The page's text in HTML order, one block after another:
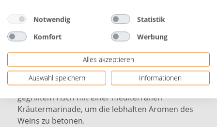
Charakteristik: fruchtig
Inhalt: 0,75 Liter
Trinktemperatur: 8 - 10 °C
Verschluss: Korkverschluss
Speiseempfehlung: Probieren Sie diesen Lugana zu
gegrilltem Fisch mit einer mediterranen
Kräutermarinade, um die lebhaften Aromen des
Weins zu betonen.
Notwendig
Statistik
Komfort
Werbung
Alles akzeptieren
Auswahl speichern
Informationen